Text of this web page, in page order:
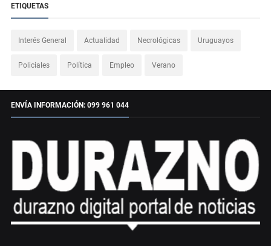
ETIQUETAS
Interés General Actualidad Necrológicas Uruguayos
Policiales Política Empleo Verano
ENVÍA INFORMACIÓN: 099 961 044